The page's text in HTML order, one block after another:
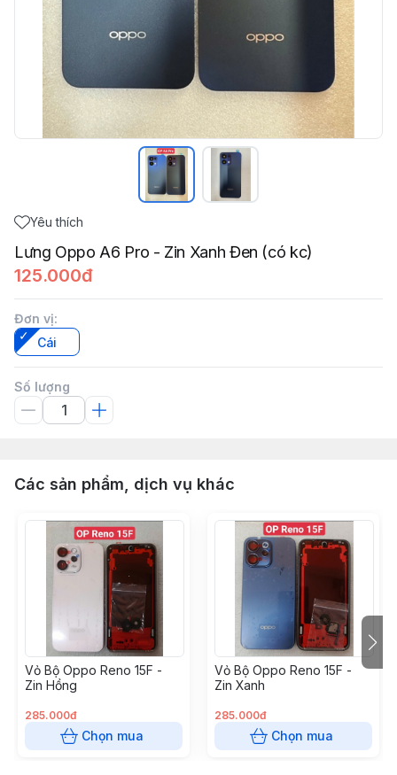
Yêu thích
Lưng Oppo A6 Pro - Zin Xanh Đen (có kc)
125.000đ
Đơn vị:
Cái
Số lượng
Các sản phẩm, dịch vụ khác
Vỏ Bộ Oppo Reno 15F -
Zin Hồng
285.000đ
Chọn mua
Vỏ Bộ Oppo Reno 15F -
Zin Xanh
285.000đ
Chọn mua